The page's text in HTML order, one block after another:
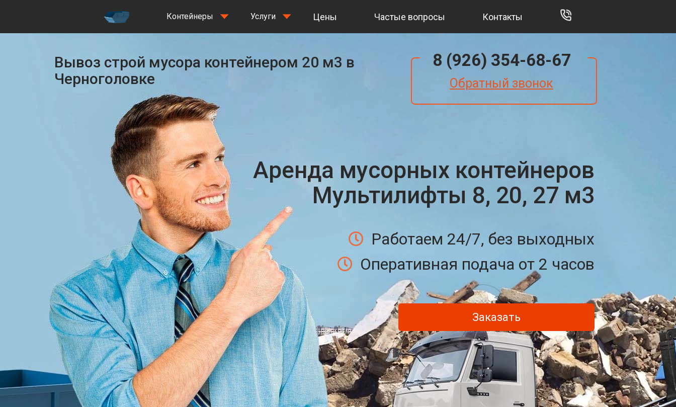
Контейнеры Услуги Цены Частые вопросы Контакты
Вывоз строй мусора контейнером 20 м3 в
Черноголовке
8 (926) 354-68-67
Обратный звонок
Аренда мусорных контейнеров
Мультилифты 8, 20, 27 м3
Работаем 24/7, без выходных
Оперативная подача от 2 часов
Заказать